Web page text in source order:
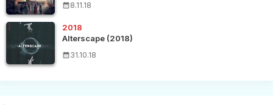
8.11.18
2018
Alterscape (2018)
31.10.18